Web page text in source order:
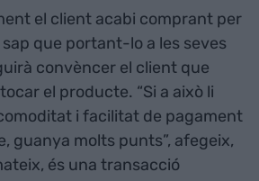
el client acabi comprant per
que portant-lo a les seves
convèncer el client que
el producte. “Si a això li
i facilitat de pagament
guanya molts punts”, afegeix,
és una transacció